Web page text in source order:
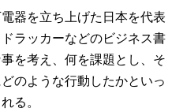
器を立ち上げた日本を代表
ラッカーなどのビジネス書
を考え、何を課題とし、そ
のような行動したかといっ
る。